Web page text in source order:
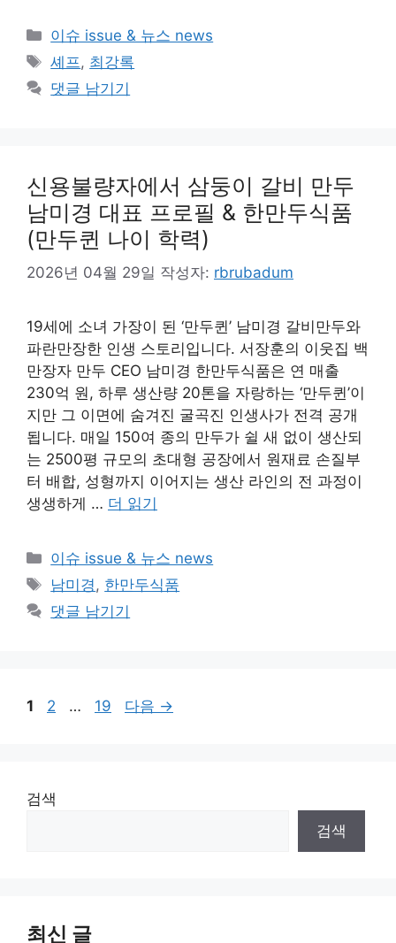
카
테
고
리
이슈 issue & 뉴스 news
태
그
셰프 , 최강록
댓글 남기기
신용불량자에서 삼둥이 갈비 만두
남미경 대표 프로필 & 한만두식품
(만두퀸 나이 학력)
2026년 04월 29일 작성자: rbrubadum
19세에 소녀 가장이 된 ‘만두퀸’ 남미경 갈비만두와
파란만장한 인생 스토리입니다. 서장훈의 이웃집 백
만장자 만두 CEO 남미경 한만두식품은 연 매출
230억 원, 하루 생산량 20톤을 자랑하는 ‘만두퀸’이
지만 그 이면에 숨겨진 굴곡진 인생사가 전격 공개
됩니다. 매일 150여 종의 만두가 쉴 새 없이 생산되
는 2500평 규모의 초대형 공장에서 원재료 손질부
터 배합, 성형까지 이어지는 생산 라인의 전 과정이
생생하게 … 더 읽기
카
테
리
이슈 issue & 뉴스 news
태
그
남미경, 한만두식품
댓글 남기기
페
1
페
2 …
페
19 다음 →
검색
검색
최신 글